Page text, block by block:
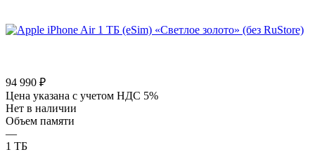
94 990 ₽
Цена указана с учетом НДС 5%
Нет в наличии
Объем памяти
—
1 ТБ